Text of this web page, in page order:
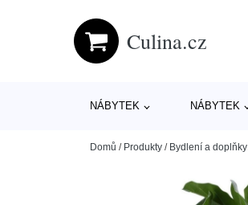
Culina.cz
NÁBYTEK NÁBYTEK
Domů / Produkty / Bydlení a doplňky